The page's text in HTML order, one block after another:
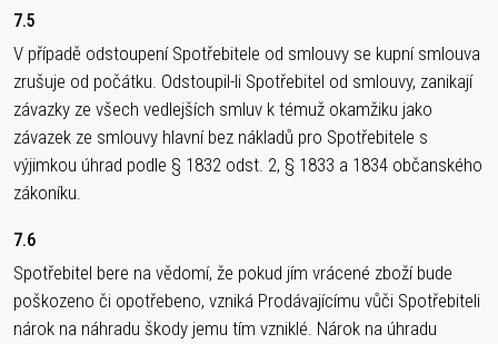
7.5
V případě odstoupení Spotřebitele od smlouvy se kupní smlouva
zrušuje od počátku. Odstoupil-li Spotřebitel od smlouvy, zanikají
závazky ze všech vedlejších smluv k témuž okamžiku jako
závazek ze smlouvy hlavní bez nákladů pro Spotřebitele s
výjimkou úhrad podle § 1832 odst. 2, § 1833 a 1834 občanského
zákoníku.
7.6
Spotřebitel bere na vědomí, že pokud jím vrácené zboží bude
poškozeno či opotřebeno, vzniká Prodávajícímu vůči Spotřebiteli
nárok na náhradu škody jemu tím vzniklé. Nárok na úhradu